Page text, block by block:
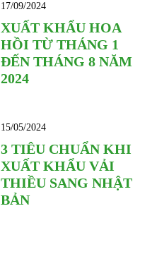
17/09/2024
XUẤT KHẨU HOA
HỒI TỪ THÁNG 1
ĐẾN THÁNG 8 NĂM
2024
15/05/2024
3 TIÊU CHUẨN KHI
XUẤT KHẨU VẢI
THIỀU SANG NHẬT
BẢN